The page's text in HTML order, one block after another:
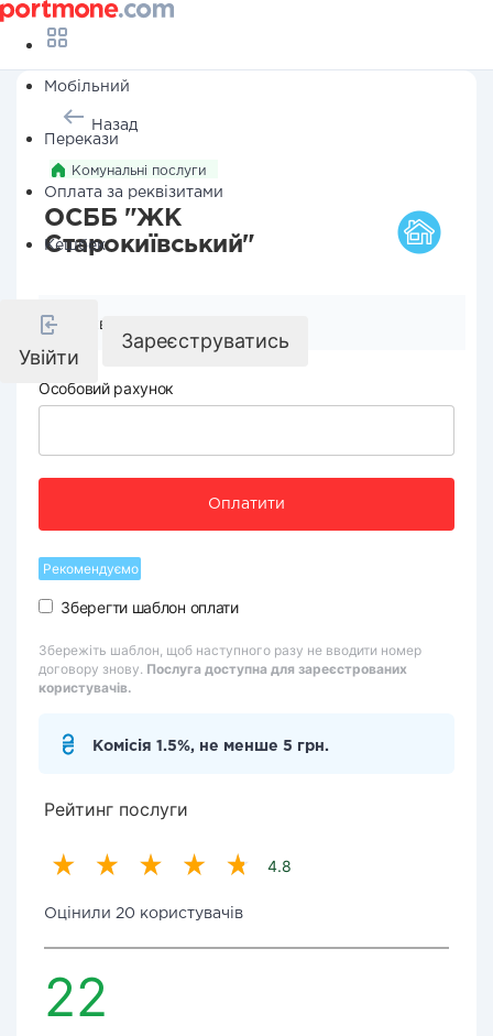
Мобільний
Перекази
Оплата за реквізитами
Кешбек
Увійти
Зареєструватись
Назад
Комунальні послуги
ОСББ "ЖК
Старокиївський"
Реквізити компанії
Особовий рахунок
Оплатити
Рекомендуємо
Зберегти шаблон оплати
Збережіть шаблон, щоб наступного разу не вводити номер
договору знову. Послуга доступна для зареєстрованих
користувачів.
Комісія 1.5%, не менше 5 грн.
Рейтинг послуги
4.8
Оцінили 20 користувачів
22